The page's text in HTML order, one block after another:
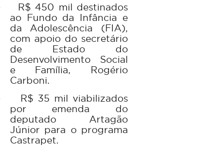
R$ 450 mil destinados
ao Fundo da Infância e
da Adolescência (FIA),
com apoio do secretário
de Estado do
Desenvolvimento Social
e Família, Rogério
Carboni.
R$ 35 mil viabilizados
por emenda do
deputado Artagão
Júnior para o programa
Castrapet.